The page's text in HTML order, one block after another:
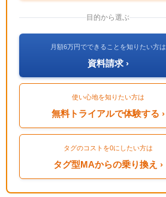
目的から選ぶ
月額6万円でできることを知りたい方は
資料請求 ›
使い心地を知りたい方は
無料トライアルで体験する ›
タグのコストを0にしたい方は
タグ型MAからの乗り換え ›